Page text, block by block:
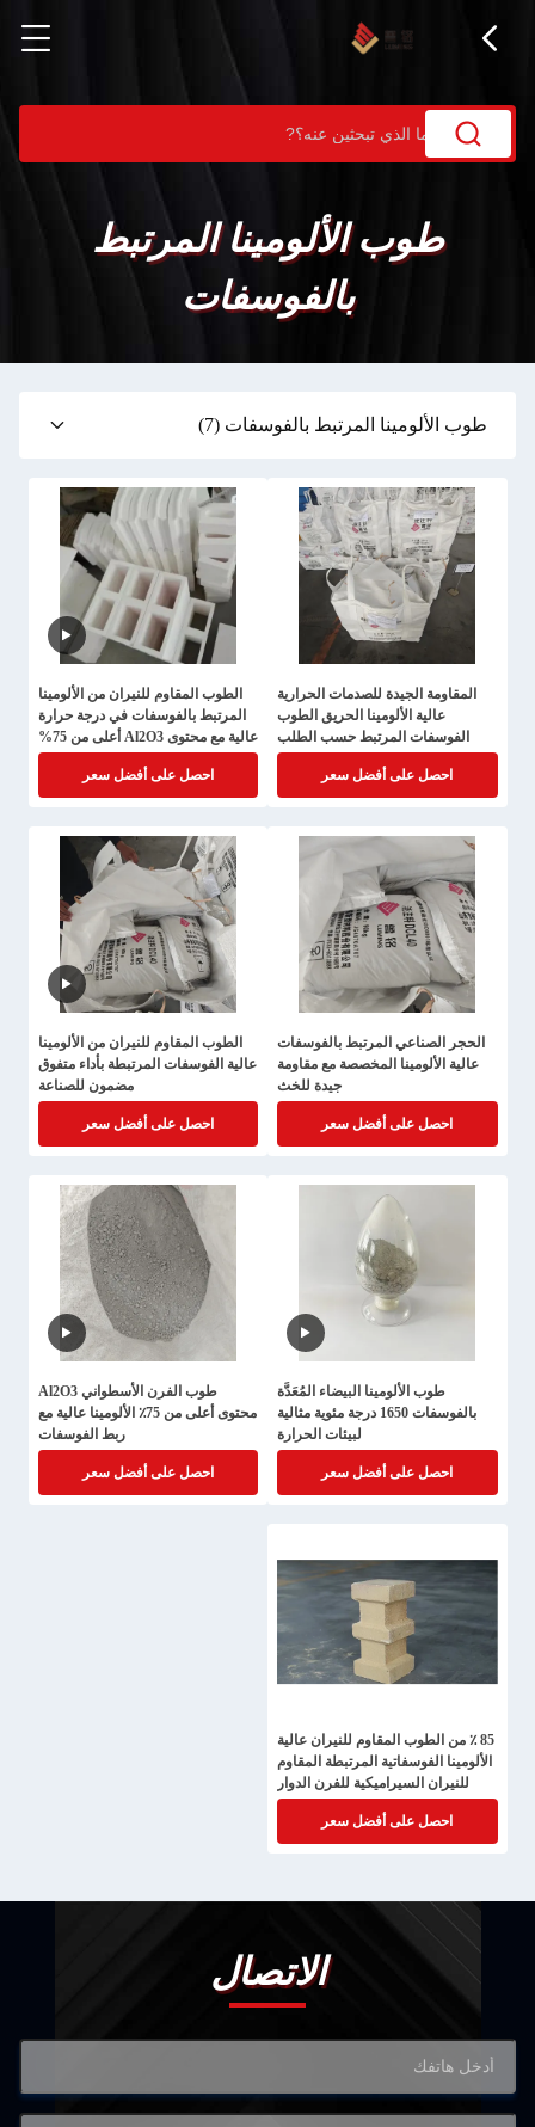
طوب الألومينا المرتبط
بالفوسفات
طوب الألومينا المرتبط بالفوسفات (7)
المقاومة الجيدة للصدمات الحرارية
عالية الألومينا الحريق الطوب
الفوسفات المرتبط حسب الطلب
احصل على أفضل سعر
الطوب المقاوم للنيران من الألومينا
المرتبط بالفوسفات في درجة حرارة
عالية مع محتوى Al2O3 أعلى من 75%
احصل على أفضل سعر
الحجر الصناعي المرتبط بالفوسفات
عالية الألومينا المخصصة مع مقاومة
جيدة للخث
احصل على أفضل سعر
الطوب المقاوم للنيران من الألومينا
عالية الفوسفات المرتبطة بأداء متفوق
مضمون للصناعة
احصل على أفضل سعر
طوب الألومينا البيضاء المُعَدَّة
بالفوسفات 1650 درجة مئوية مثالية
لبيئات الحرارة
احصل على أفضل سعر
طوب الفرن الأسطواني Al2O3
محتوى أعلى من 75٪ الألومينا عالية مع
ربط الفوسفات
احصل على أفضل سعر
85 ٪ من الطوب المقاوم للنيران عالية
الألومينا الفوسفاتية المرتبطة المقاوم
للنيران السيراميكية للفرن الدوار
احصل على أفضل سعر
الاتصال